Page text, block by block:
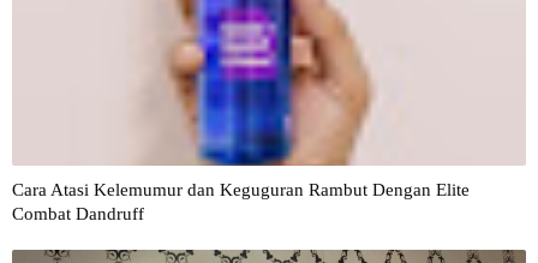
Cara Atasi Kelemumur dan Keguguran Rambut Dengan Elite
Combat Dandruff